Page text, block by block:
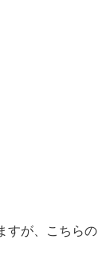
すが、こちらの